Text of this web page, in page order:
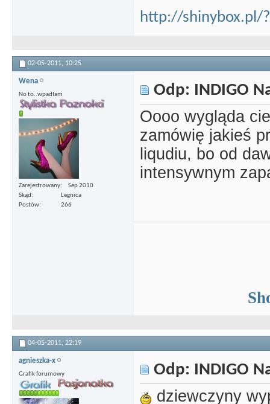
http://shinybox.pl/
02-05-2011, 10:25
Wena
No to..wpadłam
Zarejestrowany
Sep 2010
Skąd
Legnica
Postów
266
Odp: INDIGO
Oooo wygląda
zamówię jakieś
liqudiu, bo od
intensywnym
04-05-2011, 22:19
agnieszka-x
Grafik forumowy Odp: INDIGO
dziewczyny